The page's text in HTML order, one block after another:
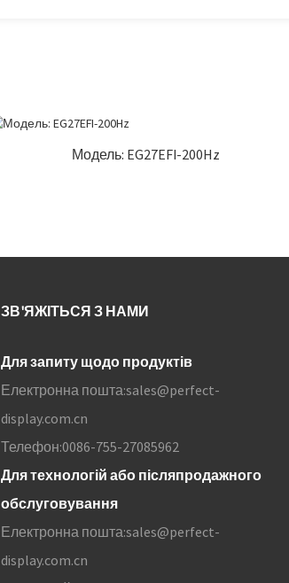
Модель: EG27EFI-200Hz
ЗВ'ЯЖІТЬСЯ З НАМИ
Для запиту щодо продуктів
Електронна пошта:sales@perfect-
display.com.cn
Телефон:0086-755-27085962
Для технологій або післяпродажного
обслуговування
Електронна пошта:sales@perfect-
display.com.cn